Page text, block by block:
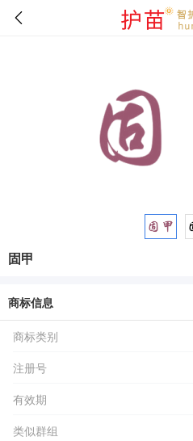
固甲
商标信息
商标类别
注册号
有效期
类似群组